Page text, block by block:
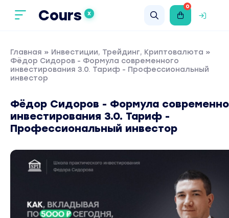
Cours X
0
Главная » Инвестиции, Трейдинг, Криптовалюта »
Фёдор Сидоров - Формула современного
инвестирования 3.0. Тариф - Профессиональный
инвестор
Фёдор Сидоров - Формула
инвестирования 3.0. Тариф -
Профессиональный инвестор